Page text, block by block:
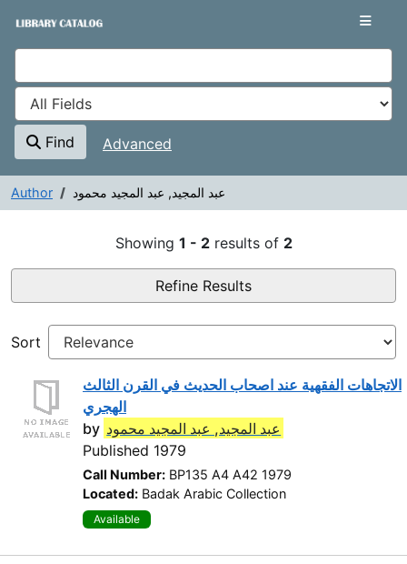
VuFind
Find Advanced
Author عبد المجيد, عبد المجيد محمود
Showing 1 - 2results of 2
Refine Results
Sort
الاتجاهات الفقهية عند اصحاب الحديث في القرن الثالث
الهجري
by عبد المجيد, عبد المجيد محمود
Published 1979
Call Number: BP135 A4 A42 1979
Located: Badak Arabic Collection
Available